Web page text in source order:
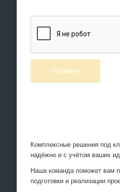
Комплексные решения под
надёжно и с учётом ваших
Наша команда поможет вам
подготовки и реализации